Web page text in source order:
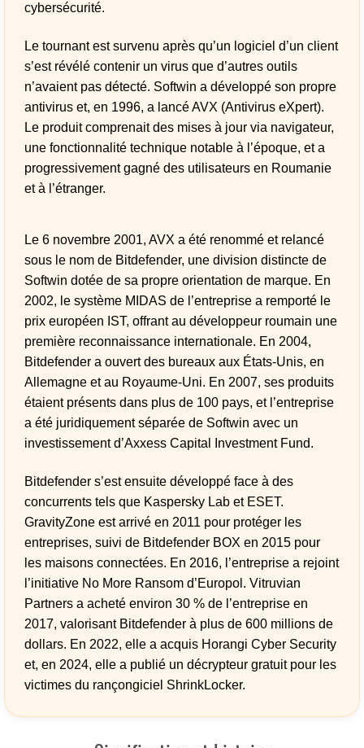
cybersécurité.
Le tournant est survenu après qu’un logiciel d’un client
s’est révélé contenir un virus que d’autres outils
n’avaient pas détecté. Softwin a développé son propre
antivirus et, en 1996, a lancé AVX (Antivirus eXpert).
Le produit comprenait des mises à jour via navigateur,
une fonctionnalité technique notable à l’époque, et a
progressivement gagné des utilisateurs en Roumanie
et à l’étranger.
Le 6 novembre 2001, AVX a été renommé et relancé
sous le nom de Bitdefender, une division distincte de
Softwin dotée de sa propre orientation de marque. En
2002, le système MIDAS de l’entreprise a remporté le
prix européen IST, offrant au développeur roumain une
première reconnaissance internationale. En 2004,
Bitdefender a ouvert des bureaux aux États-Unis, en
Allemagne et au Royaume-Uni. En 2007, ses produits
étaient présents dans plus de 100 pays, et l’entreprise
a été juridiquement séparée de Softwin avec un
investissement d’Axxess Capital Investment Fund.
Bitdefender s’est ensuite développé face à des
concurrents tels que Kaspersky Lab et ESET.
GravityZone est arrivé en 2011 pour protéger les
entreprises, suivi de Bitdefender BOX en 2015 pour
les maisons connectées. En 2016, l’entreprise a rejoint
l’initiative No More Ransom d’Europol. Vitruvian
Partners a acheté environ 30 % de l’entreprise en
2017, valorisant Bitdefender à plus de 600 millions de
dollars. En 2022, elle a acquis Horangi Cyber Security
et, en 2024, elle a publié un décrypteur gratuit pour les
victimes du rançongiciel ShrinkLocker.